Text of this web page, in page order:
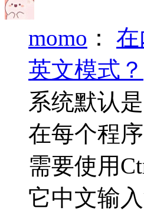
momo ：
英文模式？
系统默认
在每个程
需要使用
它中文输